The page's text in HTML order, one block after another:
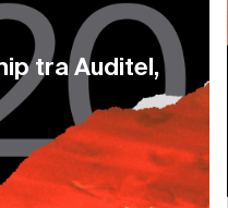
tra Auditel,